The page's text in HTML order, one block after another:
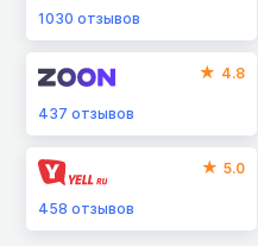
1030 отзывов
4.8
437 отзывов
5.0
458 отзывов